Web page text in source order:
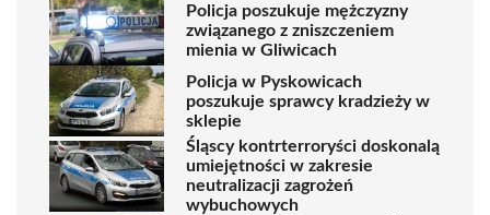
Policja poszukuje mężczyzny
związanego z zniszczeniem
mienia w Gliwicach
Policja w Pyskowicach
poszukuje sprawcy kradzieży w
sklepie
Śląscy kontrterroryści doskonalą
umiejętności w zakresie
neutralizacji zagrożeń
wybuchowych